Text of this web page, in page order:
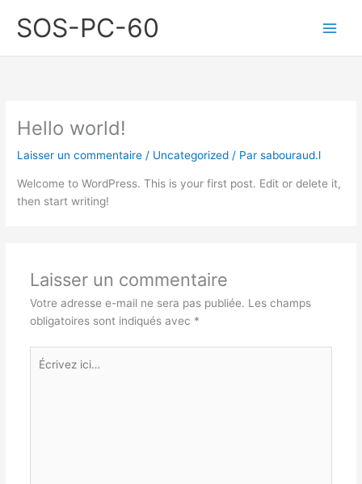
SOS-PC-60
Hello world!
Laisser un commentaire / Uncategorized / Parsabouraud.l
Welcome to WordPress. This is your first post. Edit or delete it,
then start writing!
Laisser un commentaire
Votre adresse e-mail ne sera pas publiée. Les champs
obligatoires sont indiqués avec *
Écrivez
ici…